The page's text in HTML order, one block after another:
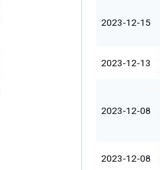
2023-12-15
2023-12-13
2023-12-08
2023-12-08